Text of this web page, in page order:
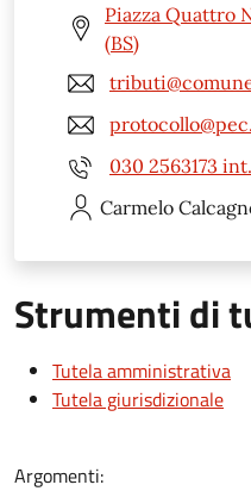
Piazza Quattro
(BS)
030 2563173
Carmelo
Strumenti di
Tutela amministrativa
Tutela giurisdizionale
Argomenti: